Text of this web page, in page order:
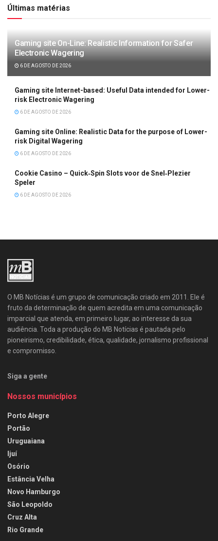
Últimas matérias
Gaming site On-Line: Realistic Information for Safer
Electronic Wagering
6 DE AGOSTO DE 2026
Gaming site Internet-based: Useful Data intended for Lower-
risk Electronic Wagering
6 DE AGOSTO DE 2026
Gaming site Online: Realistic Data for the purpose of Lower-
risk Digital Wagering
6 DE AGOSTO DE 2026
Cookie Casino – Quick‑Spin Slots voor de Snel‑Plezier
Speler
6 DE AGOSTO DE 2026
O MB Notícias é um grupo de comunicação criado em 2011. Ele é
fruto da determinação de quem acredita em uma comunicação
imparcial que atenda, em primeiro lugar, ao interesse da sua
audiência. Toda a produção do MB Notícias é pautada pelo
pioneirismo, credibilidade, ética, qualidade, jornalismo profissional
e compromisso.
Siga a gente
Nossos municípios
Porto Alegre
Portão
Uruguaiana
Ijuí
Osório
Estância Velha
Novo Hamburgo
São Leopoldo
Cruz Alta
Rio Grande